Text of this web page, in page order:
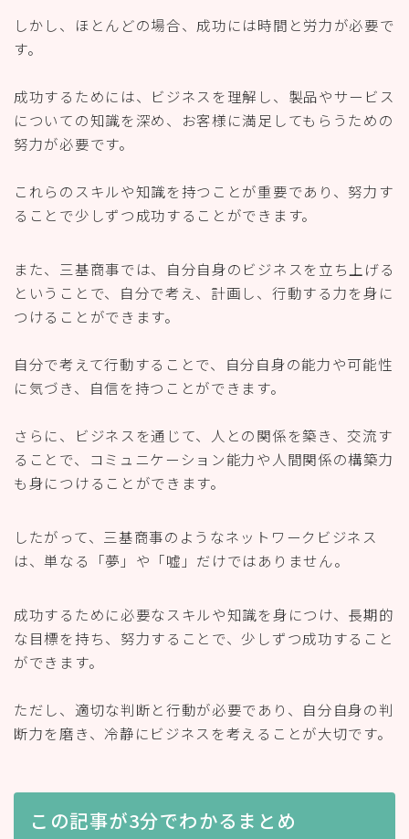
しかし、ほとんどの場合、成功には時間と労力が必要で
す。
成功するためには、ビジネスを理解し、製品やサービス
についての知識を深め、お客様に満足してもらうための
努力が必要です。
これらのスキルや知識を持つことが重要であり、努力す
ることで少しずつ成功することができます。
また、三基商事では、自分自身のビジネスを立ち上げる
ということで、自分で考え、計画し、行動する力を身に
つけることができます。
自分で考えて行動することで、自分自身の能力や可能性
に気づき、自信を持つことができます。
さらに、ビジネスを通じて、人との関係を築き、交流す
ることで、コミュニケーション能力や人間関係の構築力
も身につけることができます。
したがって、三基商事のようなネットワークビジネス
は、単なる「夢」や「嘘」だけではありません。
成功するために必要なスキルや知識を身につけ、長期的
な目標を持ち、努力することで、少しずつ成功すること
ができます。
ただし、適切な判断と行動が必要であり、自分自身の判
断力を磨き、冷静にビジネスを考えることが大切です。
この記事が3分でわかるまとめ